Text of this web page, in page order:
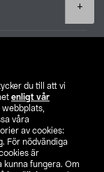
du till att vi
enligt vår
våra
av cookies:
För nödvändiga
är
kunna fungera. Om
+